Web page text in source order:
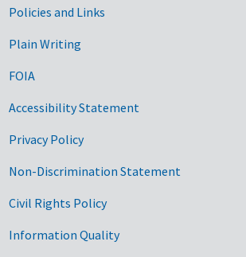
Government Links
Policies and Links
Plain Writing
FOIA
Accessibility Statement
Privacy Policy
Non-Discrimination Statement
Civil Rights Policy
Information Quality